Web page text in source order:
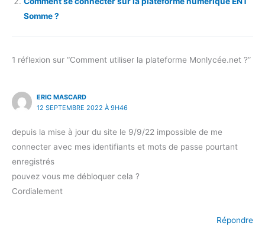
Somme ?
1 réflexion sur “Comment utiliser la plateforme Monlycée.net ?”
ERIC MASCARD
12 SEPTEMBRE 2022 À 9H46
depuis la mise à jour du site le 9/9/22 impossible de me
connecter avec mes identifiants et mots de passe pourtant
enregistrés
pouvez vous me débloquer cela ?
Cordialement
Répondre